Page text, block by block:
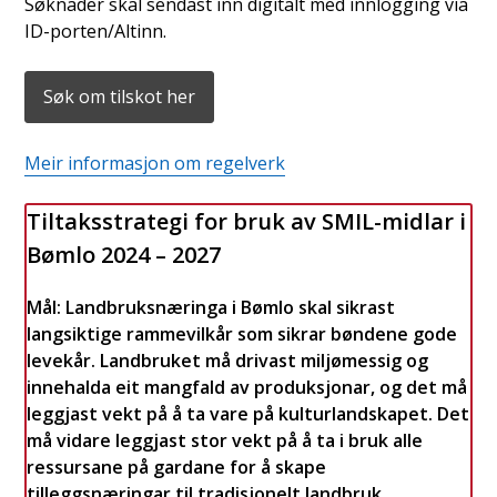
ID-porten/Altinn.
Søk om tilskot her
Meir informasjon om regelverk
Tiltaksstrategi for bruk av SMIL-midlar i
Bømlo 2024 – 2027
Mål: Landbruksnæringa i Bømlo skal sikrast
langsiktige rammevilkår som sikrar bøndene gode
levekår. Landbruket må drivast miljømessig og
innehalda eit mangfald av produksjonar, og det må
leggjast vekt på å ta vare på kulturlandskapet. Det
må vidare leggjast stor vekt på å ta i bruk alle
ressursane på gardane for å skape